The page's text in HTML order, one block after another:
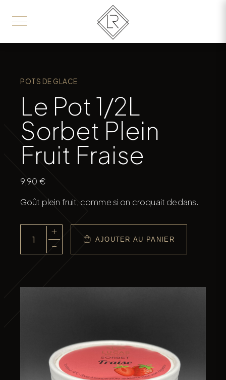
POTS DE GLACE
Le Pot 1/2L
Sorbet Plein
Fruit Fraise
9,90 €
Goût plein fruit, comme si on croquait dedans.
quantité
de
1/2L
+
−
AJOUTER AU PANIER